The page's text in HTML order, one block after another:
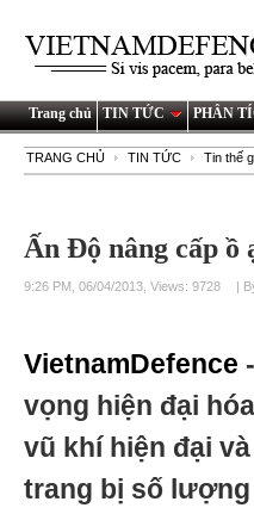
Trang chủ TIN TỨC PHÂN
TRANG CHỦ TIN TỨC Tin thế
Ấn Độ nâng cấp ồ
9:26 PM, 06/04/2013, Views: 9728 |
VietnamDefence
vọng hiện đại
vũ khí hiện đại
trang bị số lượng